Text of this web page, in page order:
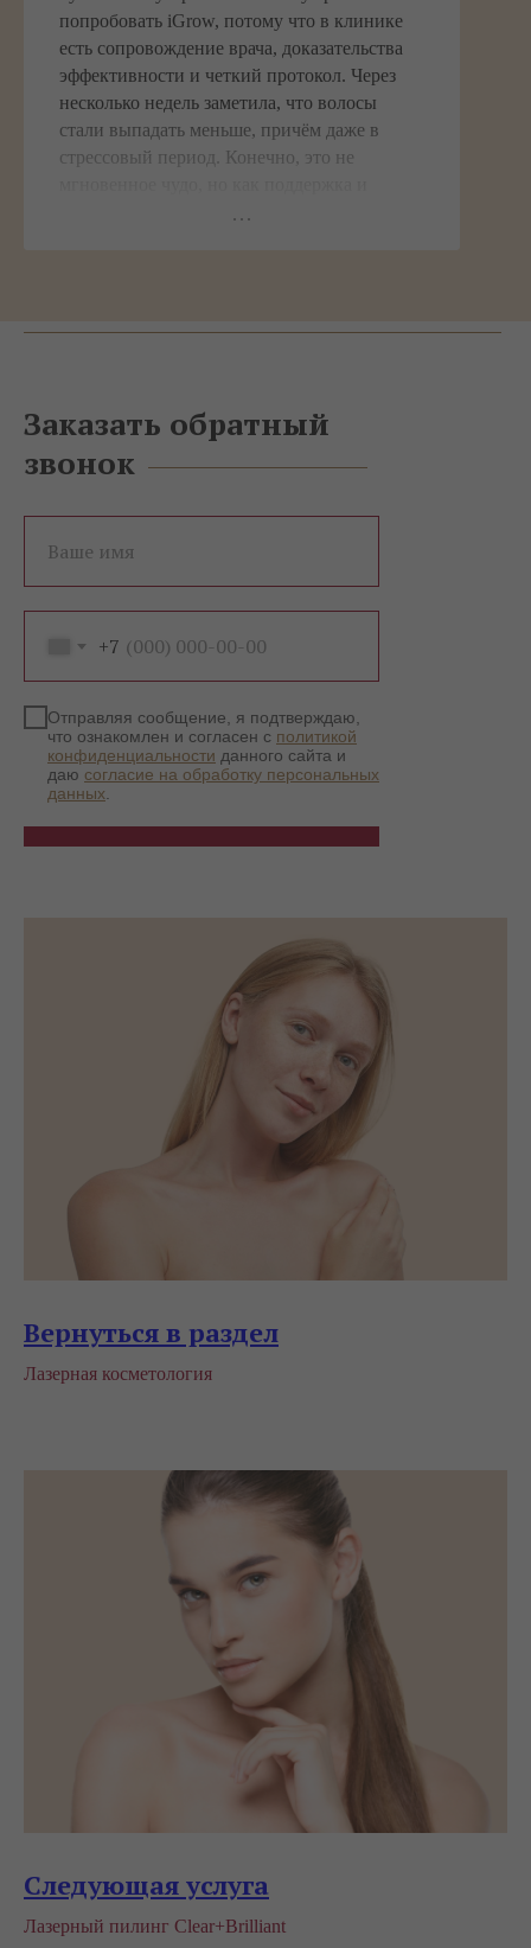
попробовать iGrow, потому что в клинике
есть сопровождение врача, доказательства
эффективности и четкий протокол. Через
несколько недель заметила, что волосы
стали выпадать меньше, причём даже в
стрессовый период. Конечно, это не
Ваше имя
+7
Отправляя сообщение, я подтверждаю,
что ознакомлен и согласен с политикой
конфиденциальности данного сайта и
даю согласие на обработку персональных
данных
Заказать обратный
звонок
Вернуться в раздел
Лазерная косметология
Следующая услуга
Лазерный пилинг Clear+Brilliant